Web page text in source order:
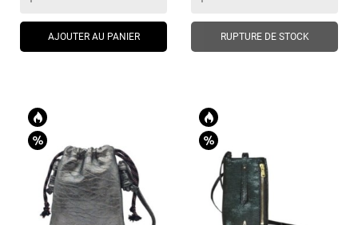
AJOUTER AU PANIER RUPTURE DE STOCK